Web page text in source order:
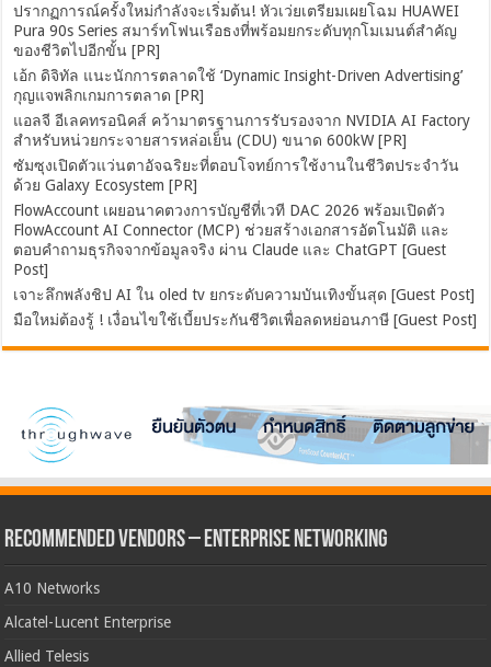
ปรากฏการณ์ครั้งใหม่กำลังจะเริ่มต้น! หัวเว่ยเตรียมเผยโฉม HUAWEI
Pura 90s Series สมาร์ทโฟนเรือธงที่พร้อมยกระดับทุกโมเมนต์สำคัญ
ของชีวิตไปอีกขั้น [PR]
เอ้ก ดิจิทัล แนะนักการตลาดใช้ ‘Dynamic Insight-Driven Advertising’
กุญแจพลิกเกมการตลาด [PR]
แอลจี อีเลคทรอนิคส์ คว้ามาตรฐานการรับรองจาก NVIDIA AI Factory
สำหรับหน่วยกระจายสารหล่อเย็น (CDU) ขนาด 600kW [PR]
ซัมซุงเปิดตัวแว่นตาอัจฉริยะที่ตอบโจทย์การใช้งานในชีวิตประจำวัน
ด้วย Galaxy Ecosystem [PR]
FlowAccount เผยอนาคตวงการบัญชีที่เวที DAC 2026 พร้อมเปิดตัว
FlowAccount AI Connector (MCP) ช่วยสร้างเอกสารอัตโนมัติ และ
ตอบคำถามธุรกิจจากข้อมูลจริง ผ่าน Claude และ ChatGPT [Guest
Post]
เจาะลึกพลังชิป AI ใน oled tv ยกระดับความบันเทิงขั้นสุด [Guest Post]
มือใหม่ต้องรู้ ! เงื่อนไขใช้เบี้ยประกันชีวิตเพื่อลดหย่อนภาษี [Guest Post]
Recommended Vendors – Enterprise Networking
A10 Networks
Alcatel-Lucent Enterprise
Allied Telesis